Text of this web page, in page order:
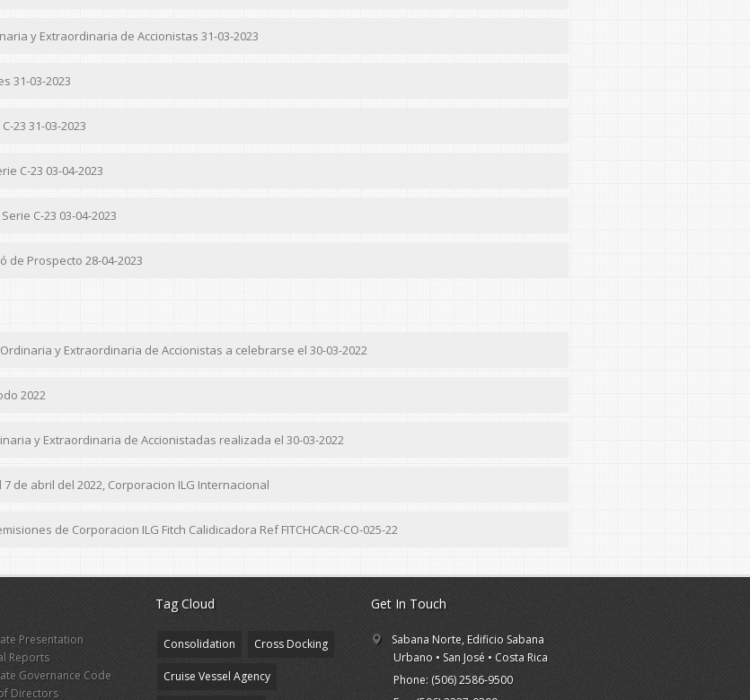
y Extraordinaria de Accionistas 31-03-2023
31-03-2023
23 31-03-2023
C-23 03-04-2023
C-23 03-04-2023
de Prospecto 28-04-2023
y Extraordinaria de Accionistas a celebrarse el 30-03-2022
2022
y Extraordinaria de Accionistadas realizada el 30-03-2022
de abril del 2022, Corporacion ILG Internacional
de Corporacion ILG Fitch Calidicadora Ref FITCHCACR-CO-025-22
Presentation
Reports
Governance Code
Directors
Tag Cloud
Consolidation Cross Docking
Cruise Vessel Agency
Get In Touch
Sabana Norte, Edificio Sabana
Urbano • San José • Costa Rica
Phone: (506) 2586-9500